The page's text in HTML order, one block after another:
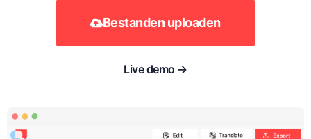
Bestanden uploaden
Live demo →